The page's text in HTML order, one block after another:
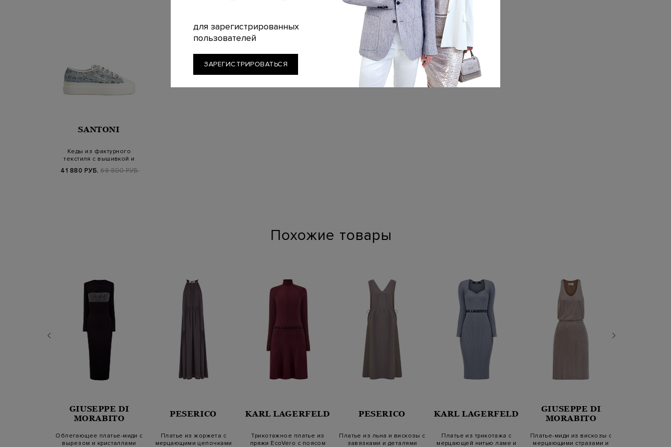
SANTONI
Кеды из фактурного
текстиля с вышивкой и
41 880 РУБ. 69 800 РУБ.
Похожие товары
GIUSEPPE DI
MORABITO
Облегающее платье-миди с
вырезом и кристаллами
PESERICO
Платье из жоржета с
мерцающими цепочками
KARL LAGERFELD
Трикотажное платье из
пряжи EcoVero с поясом
PESERICO
Платье из льна и вискозы с
завязками и деталями
KARL LAGERFELD
Платье из трикотажа с
мерцающей нитью ламе и
GIUSEPPE DI
MORABITO
Платье-миди из вискозы с
мерцающими стразами и
для зарегистрированных
пользователей
ЗАРЕГИСТРИРОВАТЬСЯ